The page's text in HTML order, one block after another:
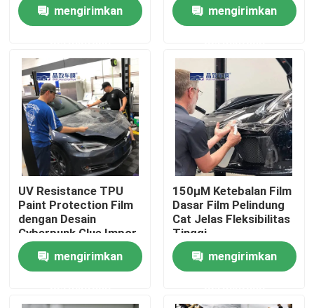
Rumah
Produk
Video
Tentang kita
Wisata pabrik
mengirimkan
mengirimkan
UV Resistance TPU
Paint Protection Film
dengan Desain
Cyberpunk Glue Impor
mengirimkan
150μM Ketebalan Film
Dasar Film Pelindung
Cat Jelas Fleksibilitas
Tinggi
mengirimkan